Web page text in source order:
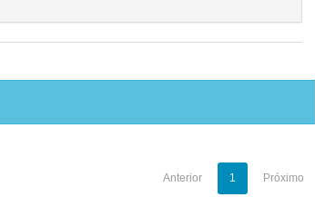
Anterior 1 Próximo